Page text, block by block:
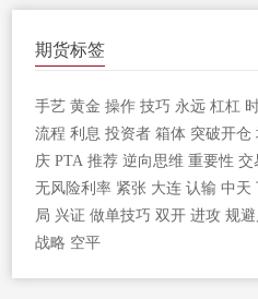
期货标签
手艺 黄金 操作 技巧 永远 杠杠
流程 利息 投资者 箱体 突破开仓
庆 PTA 推荐 逆向思维 重要性 交
无风险利率 紧张 大连 认输 中天
局 兴证 做单技巧 双开 进攻 规
战略 空平